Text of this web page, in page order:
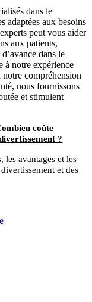
dans le
adaptées aux besoins
peut vous aider
aux patients,
dans le
à notre expérience
notre compréhension
nous fournissons
et stimulent
coûte
?
les avantages et les
et des